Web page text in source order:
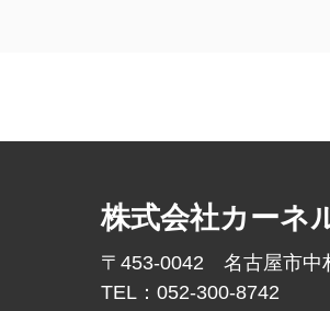
株式会社カーネ
〒453-0042 名古屋市中
TEL：052-300-8742